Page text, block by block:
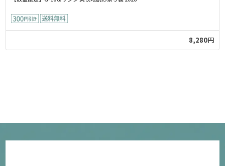
8,280円